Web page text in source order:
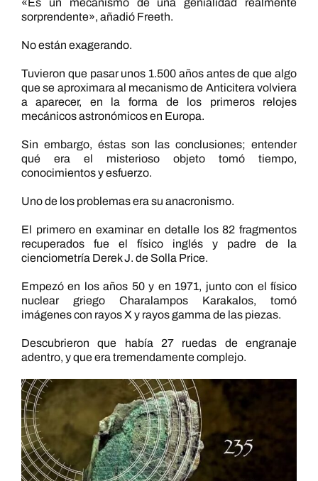
«Es un mecanismo de una genialidad realmente
sorprendente», añadió Freeth.
No están exagerando.
Tuvieron que pasar unos 1.500 años antes de que algo
que se aproximara al mecanismo de Anticitera volviera
a aparecer, en la forma de los primeros relojes
mecánicos astronómicos en Europa.
Sin embargo, éstas son las conclusiones; entender
qué era el misterioso objeto tomó tiempo,
conocimientos y esfuerzo.
Uno de los problemas era su anacronismo.
El primero en examinar en detalle los 82 fragmentos
recuperados fue el físico inglés y padre de la
cienciometría Derek J. de Solla Price.
Empezó en los años 50 y en 1971, junto con el físico
nuclear griego Charalampos Karakalos, tomó
imágenes con rayos X y rayos gamma de las piezas.
Descubrieron que había 27 ruedas de engranaje
adentro, y que era tremendamente complejo.